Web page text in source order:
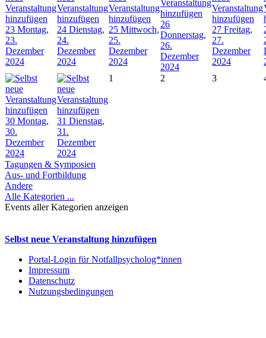
23 Montag,
23.
Dezember
2024
24 Dienstag,
24.
Dezember
2024
25 Mittwoch,
25.
Dezember
2024
26
Donnerstag,
26.
Dezember
2024
27 Freitag,
27.
Dezember
2024
30 Montag,
30.
Dezember
2024
31 Dienstag,
31.
Dezember
2024
1 2 3
Tagungen & Symposien
Aus- und Fortbildung
Andere
Alle Kategorien ...
Events aller Kategorien anzeigen
Selbst neue Veranstaltung hinzufügen
Portal-Login für Notfallpsycholog*innen
Impressum
Datenschutz
Nutzungsbedingungen